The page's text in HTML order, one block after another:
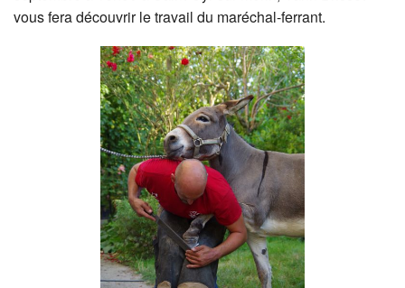
vous fera découvrir le travail du maréchal-ferrant.